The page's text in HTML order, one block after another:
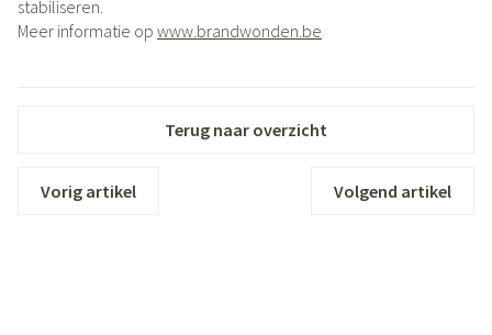
stabiliseren.
Meer informatie op www.brandwonden.be
Terug naar overzicht
Vorig artikel Volgend artikel